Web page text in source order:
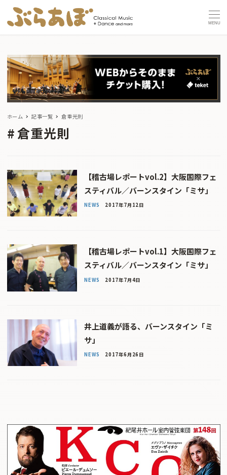
MENU
ホーム 記事一覧 倉重光則
倉重光則
【稽古場レポートvol.2】大阪国際フェ
スティバル／バーンスタイン「ミサ」
NEWS 2017年7月12日
【稽古場レポートvol.1】大阪国際フェ
スティバル／バーンスタイン「ミサ」
NEWS 2017年7月4日
井上道義が語る、バーンスタイン「ミ
サ」
NEWS 2017年6月26日